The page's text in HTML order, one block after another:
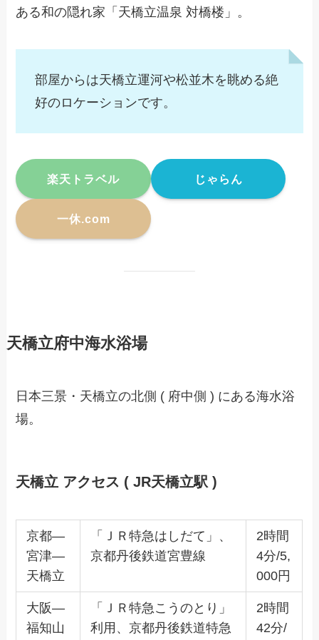
ある和の隠れ家「天橋立温泉 対橋楼」。
部屋からは天橋立運河や松並木を眺める絶
好のロケーションです。
楽天トラベル じゃらん
一休.com
天橋立府中海水浴場
日本三景・天橋立の北側 ( 府中側 ) にある海水浴
場。
天橋立 アクセス ( JR天橋立駅 )
京都―
宮津―
天橋立
「ＪＲ特急はしだて」、
京都丹後鉄道宮豊線
2時間
4分/5,
000円
大阪―
福知山
「ＪＲ特急こうのとり」
利用、京都丹後鉄道特急
2時間
42分/